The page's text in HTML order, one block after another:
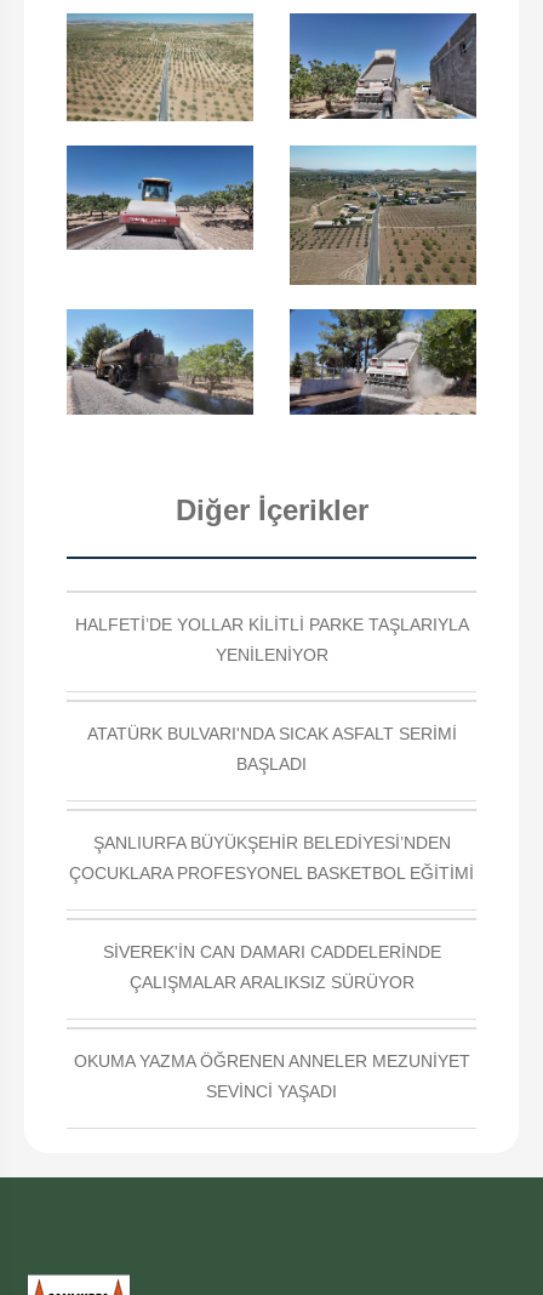
Diğer İçerikler
HALFETİ’DE YOLLAR KİLİTLİ PARKE TAŞLARIYLA
YENİLENİYOR
ATATÜRK BULVARI'NDA SICAK ASFALT SERİMİ
BAŞLADI
ŞANLIURFA BÜYÜKŞEHİR BELEDİYESİ’NDEN
ÇOCUKLARA PROFESYONEL BASKETBOL EĞİTİMİ
SİVEREK'İN CAN DAMARI CADDELERİNDE
ÇALIŞMALAR ARALIKSIZ SÜRÜYOR
OKUMA YAZMA ÖĞRENEN ANNELER MEZUNİYET
SEVİNCİ YAŞADI